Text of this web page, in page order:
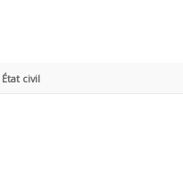
État civil